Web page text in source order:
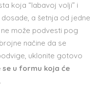
koja “labavoj volji” i
a šetnja od jedne
može podvesti pog
načine da se
uklonite gotovo
se u formu koja će
.